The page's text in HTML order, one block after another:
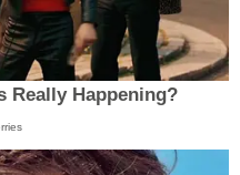
Really Happening?